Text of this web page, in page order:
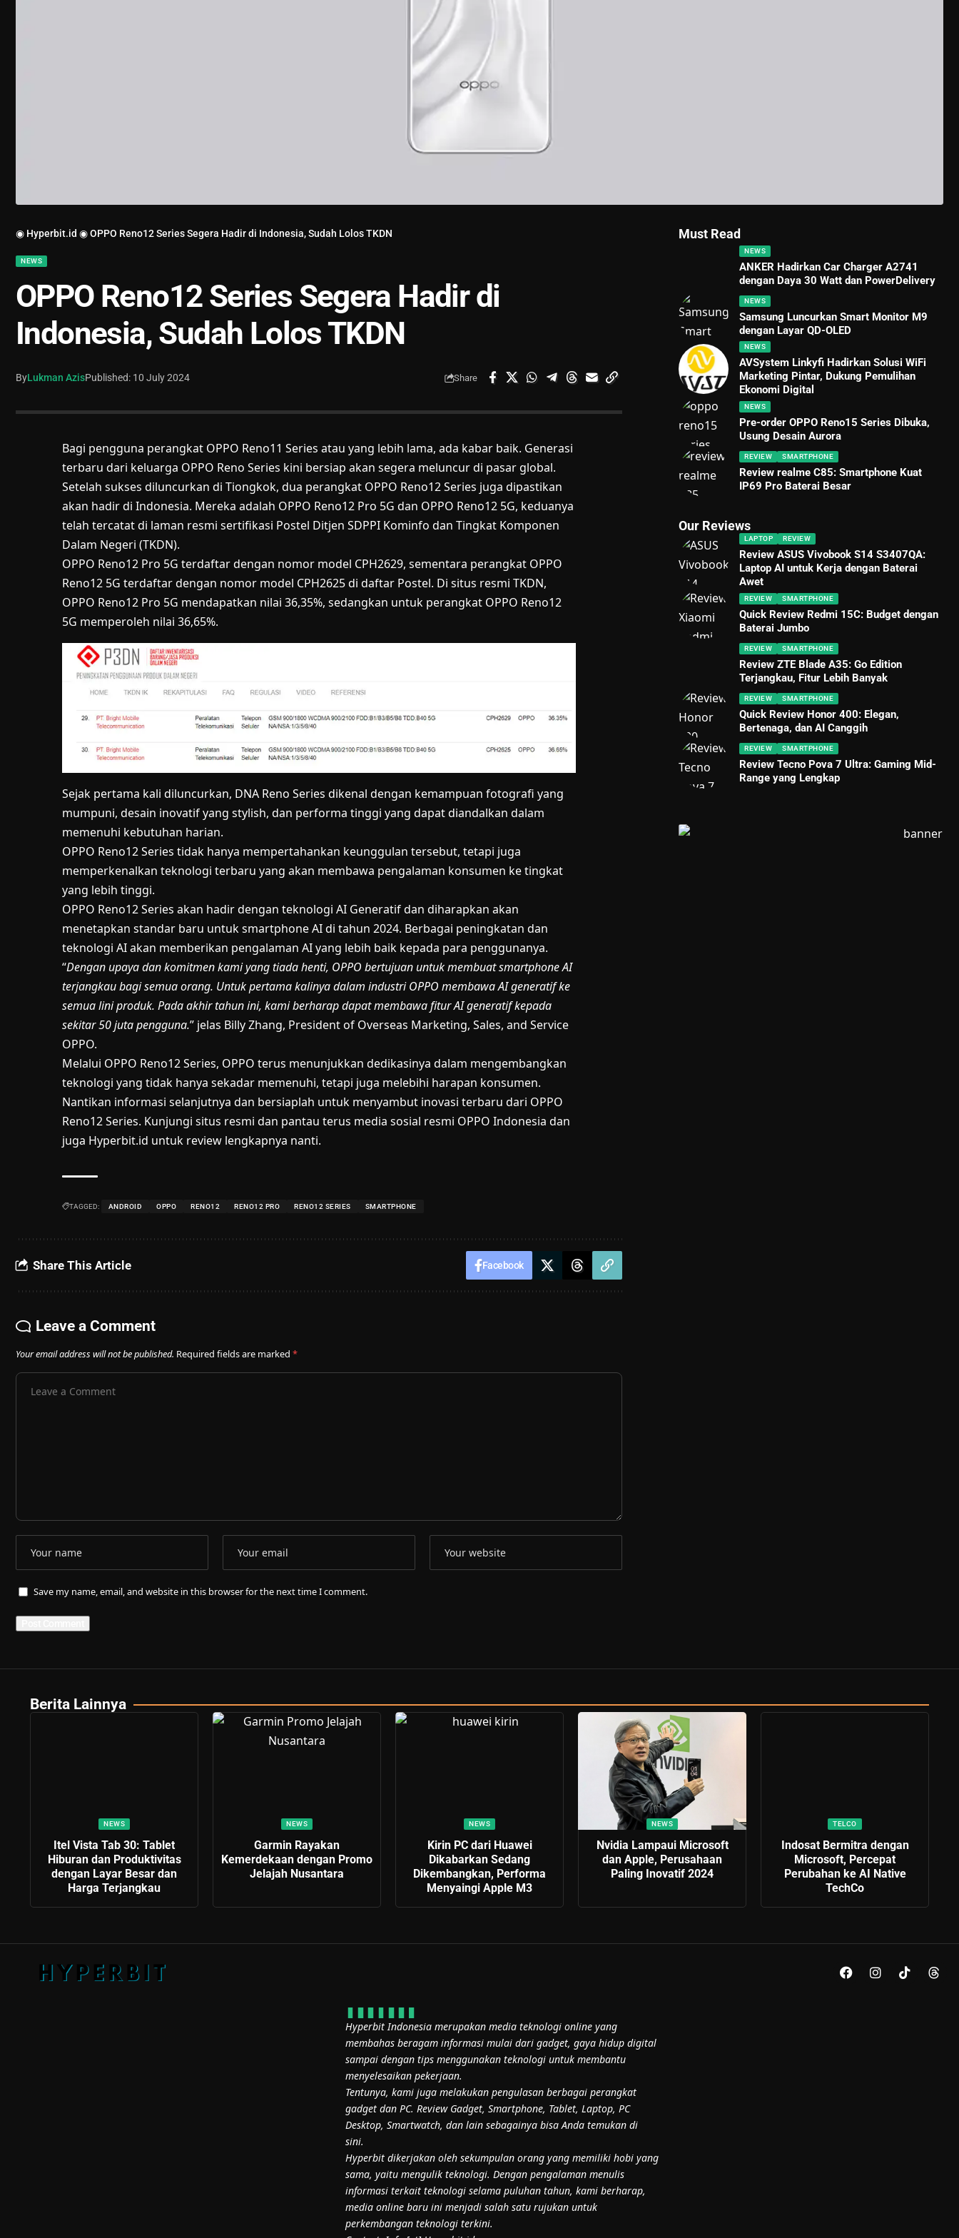
◉ Hyperbit.id ◉OPPO Reno12 Series Segera Hadir di Indonesia, Sudah Lolos TKDN
NEWS
OPPO Reno12 Series Segera Hadir di
Indonesia, Sudah Lolos TKDN
ByLukman AzisPublished: 10 July 2024 Share
Bagi pengguna perangkat OPPO Reno11 Series atau yang lebih lama, ada kabar baik. Generasi
terbaru dari keluarga OPPO Reno Series kini bersiap akan segera meluncur di pasar global.
Setelah sukses diluncurkan di Tiongkok, dua perangkat OPPO Reno12 Series juga dipastikan
akan hadir di Indonesia. Mereka adalah OPPO Reno12 Pro 5G dan OPPO Reno12 5G, keduanya
telah tercatat di laman resmi sertifikasi Postel Ditjen SDPPI Kominfo dan Tingkat Komponen
Dalam Negeri (TKDN).
OPPO Reno12 Pro 5G terdaftar dengan nomor model CPH2629, sementara perangkat OPPO
Reno12 5G terdaftar dengan nomor model CPH2625 di daftar Postel. Di situs resmi TKDN,
OPPO Reno12 Pro 5G mendapatkan nilai 36,35%, sedangkan untuk perangkat OPPO Reno12
5G memperoleh nilai 36,65%.
Sejak pertama kali diluncurkan, DNA Reno Series dikenal dengan kemampuan fotografi yang
mumpuni, desain inovatif yang stylish, dan performa tinggi yang dapat diandalkan dalam
memenuhi kebutuhan harian.
OPPO Reno12 Series tidak hanya mempertahankan keunggulan tersebut, tetapi juga
memperkenalkan teknologi terbaru yang akan membawa pengalaman konsumen ke tingkat
yang lebih tinggi.
OPPO Reno12 Series akan hadir dengan teknologi AI Generatif dan diharapkan akan
menetapkan standar baru untuk smartphone AI di tahun 2024. Berbagai peningkatan dan
teknologi AI akan memberikan pengalaman AI yang lebih baik kepada para penggunanya.
“Dengan upaya dan komitmen kami yang tiada henti, OPPO bertujuan untuk membuat smartphone AI
terjangkau bagi semua orang. Untuk pertama kalinya dalam industri OPPO membawa AI generatif ke
semua lini produk. Pada akhir tahun ini, kami berharap dapat membawa fitur AI generatif kepada
sekitar 50 juta pengguna.” jelas Billy Zhang, President of Overseas Marketing, Sales, and Service
OPPO.
Melalui OPPO Reno12 Series, OPPO terus menunjukkan dedikasinya dalam mengembangkan
teknologi yang tidak hanya sekadar memenuhi, tetapi juga melebihi harapan konsumen.
Nantikan informasi selanjutnya dan bersiaplah untuk menyambut inovasi terbaru dari OPPO
Reno12 Series. Kunjungi situs resmi dan pantau terus media sosial resmi OPPO Indonesia dan
juga Hyperbit.id untuk review lengkapnya nanti.
TAGGED: ANDROID OPPO RENO12 RENO12 PRO RENO12 SERIES SMARTPHONE
Share This Article Facebook
Leave a Comment
Your email address will not be published. Required fields are marked *
Save my name, email, and website in this browser for the next time I comment.
Must Read
NEWS
ANKER Hadirkan Car Charger A2741
dengan Daya 30 Watt dan PowerDelivery
NEWS
Samsung Luncurkan Smart Monitor M9
dengan Layar QD-OLED
NEWS
AVSystem Linkyfi Hadirkan Solusi WiFi
Marketing Pintar, Dukung Pemulihan
Ekonomi Digital
NEWS
Pre-order OPPO Reno15 Series Dibuka,
Usung Desain Aurora
REVIEW SMARTPHONE
Review realme C85: Smartphone Kuat
IP69 Pro Baterai Besar
Our Reviews
LAPTOP REVIEW
Review ASUS Vivobook S14 S3407QA:
Laptop AI untuk Kerja dengan Baterai
Awet
REVIEW SMARTPHONE
Quick Review Redmi 15C: Budget dengan
Baterai Jumbo
REVIEW SMARTPHONE
Review ZTE Blade A35: Go Edition
Terjangkau, Fitur Lebih Banyak
REVIEW SMARTPHONE
Quick Review Honor 400: Elegan,
Bertenaga, dan AI Canggih
REVIEW SMARTPHONE
Review Tecno Pova 7 Ultra: Gaming Mid-
Range yang Lengkap
Berita Lainnya
NEWS
Itel Vista Tab 30: Tablet
Hiburan dan Produktivitas
dengan Layar Besar dan
Harga Terjangkau
NEWS
Garmin Rayakan
Kemerdekaan dengan Promo
Jelajah Nusantara
NEWS
Kirin PC dari Huawei
Dikabarkan Sedang
Dikembangkan, Performa
Menyaingi Apple M3
NEWS
Nvidia Lampaui Microsoft
dan Apple, Perusahaan
Paling Inovatif 2024
TELCO
Indosat Bermitra dengan
Microsoft, Percepat
Perubahan ke AI Native
TechCo
Hyperbit Indonesia merupakan media teknologi online yang
membahas beragam informasi mulai dari gadget, gaya hidup digital
sampai dengan tips menggunakan teknologi untuk membantu
menyelesaikan pekerjaan.
Tentunya, kami juga melakukan pengulasan berbagai perangkat
gadget dan PC. Review Gadget, Smartphone, Tablet, Laptop, PC
Desktop, Smartwatch, dan lain sebagainya bisa Anda temukan di
sini.
Hyperbit dikerjakan oleh sekumpulan orang yang memiliki hobi yang
sama, yaitu mengulik teknologi. Dengan pengalaman menulis
informasi terkait teknologi selama puluhan tahun, kami berharap,
media online baru ini menjadi salah satu rujukan untuk
perkembangan teknologi terkini.